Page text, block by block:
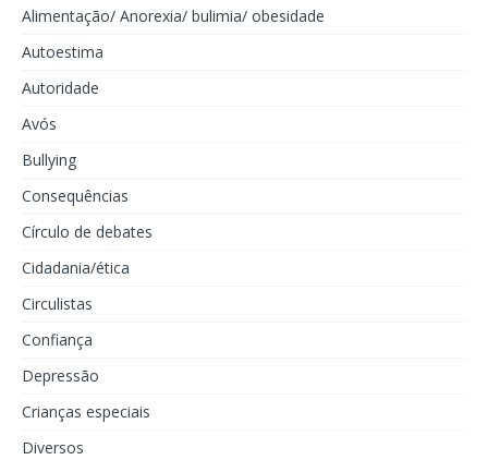
Alimentação/ Anorexia/ bulimia/ obesidade
Autoestima
Autoridade
Avós
Bullying
Consequências
Círculo de debates
Cidadania/ética
Circulistas
Confiança
Depressão
Crianças especiais
Diversos